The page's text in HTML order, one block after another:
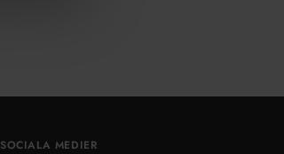
SOCIALA MEDIER